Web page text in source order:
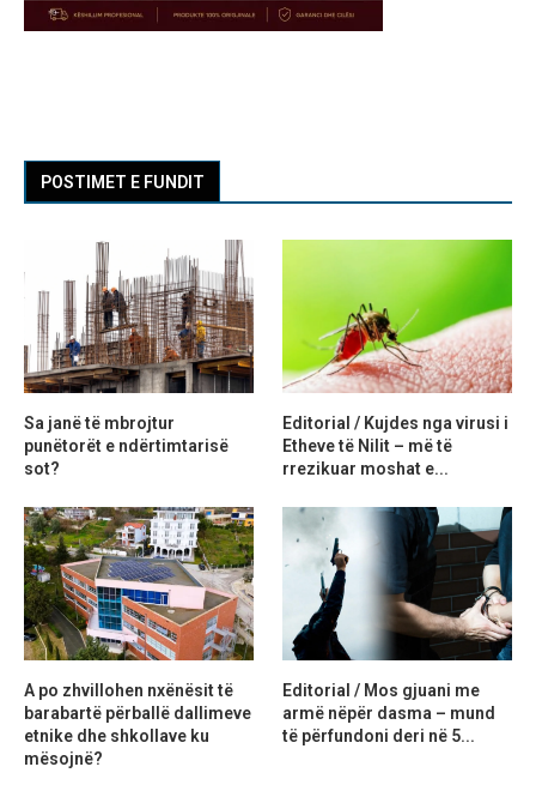
POSTIMET E FUNDIT
Sa janë të mbrojtur
punëtorët e ndërtimtarisë
sot?
Editorial / Kujdes nga virusi i
Etheve të Nilit – më të
rrezikuar moshat e...
A po zhvillohen nxënësit të
barabartë përballë dallimeve
etnike dhe shkollave ku
mësojnë?
Editorial / Mos gjuani me
armë nëpër dasma – mund
të përfundoni deri në 5...